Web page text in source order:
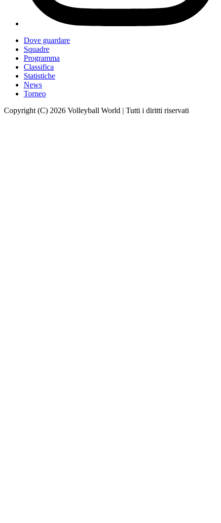
Dove guardare
Squadre
Programma
Classifica
Statistiche
News
Torneo
Copyright (C) 2026 Volleyball World | Tutti i diritti riservati